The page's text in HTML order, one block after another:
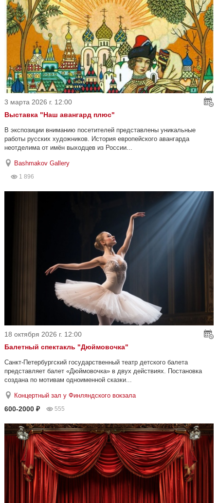
3 марта 2026 г. 12:00
Выставка "Наш авангард плюс"
В экспозиции вниманию посетителей представлены уникальные
работы русских художников. История европейского авангарда
неотделима от имён выходцев из России...
Bashmakov Gallery
1 896
18 октября 2026 г. 12:00
Балетный спектакль "Дюймовочка"
Санкт-Петербургский государственный театр детского балета
представляет балет «Дюймовочка» в двух действиях. Постановка
создана по мотивам одноименной сказки...
Концертный зал у Финляндского вокзала
600-2000 ₽ 555